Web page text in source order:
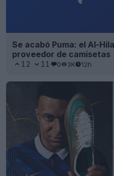
Se acabó Puma: el Al-
proveedor de camisetas
12 11 0 3K 12h